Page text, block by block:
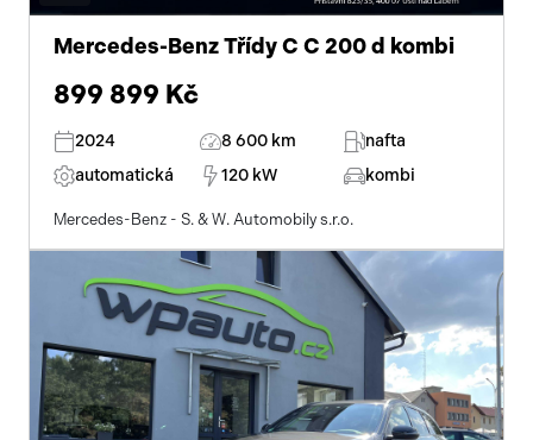
Mercedes-Benz Třídy C C 200 d kombi
899 899 Kč
2024 8 600 km
nafta
automatická
120 kW kombi
Mercedes-Benz - S. & W. Automobily s.r.o.